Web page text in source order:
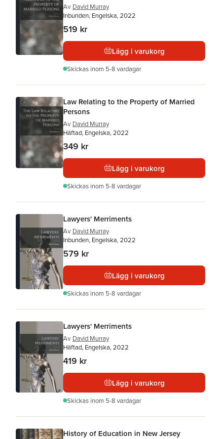
Av David Murray
Inbunden, Engelska, 2022
519 kr
Lägg i varukorg
Skickas inom 5-8 vardagar
Law Relating to the Property of Married
Persons
Av David Murray
Häftad, Engelska, 2022
349 kr
Lägg i varukorg
Skickas inom 5-8 vardagar
Lawyers' Merriments
Av David Murray
Inbunden, Engelska, 2022
579 kr
Lägg i varukorg
Skickas inom 5-8 vardagar
Lawyers' Merriments
Av David Murray
Häftad, Engelska, 2022
419 kr
Lägg i varukorg
Skickas inom 5-8 vardagar
History of Education in New Jersey